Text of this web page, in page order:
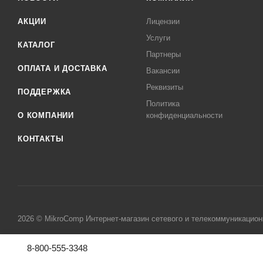
АКЦИИ
КАТАЛОГ
ОПЛАТА И ДОСТАВКА
ПОДДЕРЖКА
О КОМПАНИИ
КОНТАКТЫ
Лицензии
Услуги
Партнеры
Вакансии
Реквизиты
Политика
конфиденциальности
2026 © MikroComp Интернет-магазин сетевого и
8-800-555-3348